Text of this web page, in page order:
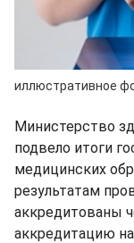
иллюстративное
Министерство
подвело итоги
медицинских
результатам
аккредитованы
аккредитацию